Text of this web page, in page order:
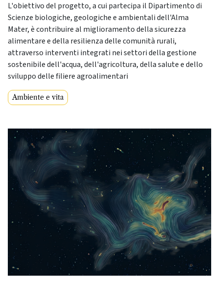
L'obiettivo del progetto, a cui partecipa il Dipartimento di
Scienze biologiche, geologiche e ambientali dell'Alma
Mater, è contribuire al miglioramento della sicurezza
alimentare e della resilienza delle comunità rurali,
attraverso interventi integrati nei settori della gestione
sostenibile dell'acqua, dell'agricoltura, della salute e dello
sviluppo delle filiere agroalimentari
Ambiente e vita